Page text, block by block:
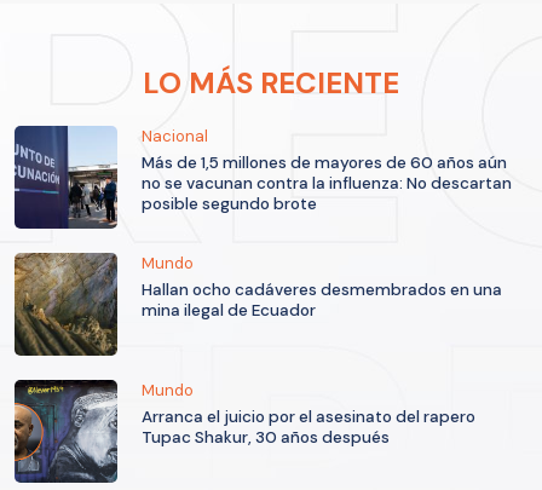
LO MÁS RECIENTE
Nacional
Más de 1,5 millones de mayores de 60 años aún
no se vacunan contra la influenza: No descartan
posible segundo brote
Mundo
Hallan ocho cadáveres desmembrados en una
mina ilegal de Ecuador
Mundo
Arranca el juicio por el asesinato del rapero
Tupac Shakur, 30 años después